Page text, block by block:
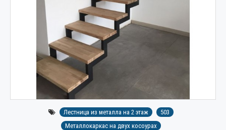
Лестница из металла на 2 этаж
503
Металлокаркас на двух косоурах